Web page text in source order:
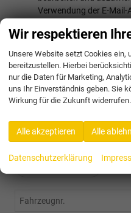
Verwendung der E-
Die
Ich bin kein Roboter
Fahrzeugnr.
Wir respektieren
Unsere Website setzt Cookies ein,
bereitzustellen. Hierbei
nur die Daten für Marketing,
uns Ihr Einverständnis geben. Sie
Wirkung für die Zukunft widerrufen.
Alle akzeptieren Alle
Datenschutzerklärung